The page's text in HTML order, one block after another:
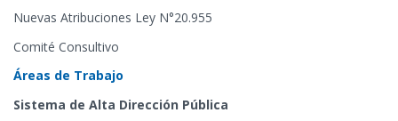
Nuevas Atribuciones Ley N°20.955
Comité Consultivo
Áreas de Trabajo
Sistema de Alta Dirección Pública